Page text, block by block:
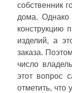
собственник
дома.
конструкцию
изделий, а
заказа.
число
этот вопрос
отметить, что